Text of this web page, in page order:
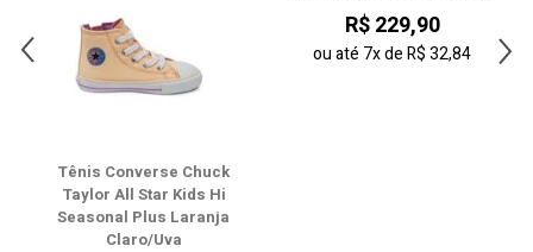
Tênis Converse Chuck
Taylor All Star Kids Hi
Seasonal Plus Laranja
Claro/Uva
R$ 229,90
ou até 7xdeR$ 32,84